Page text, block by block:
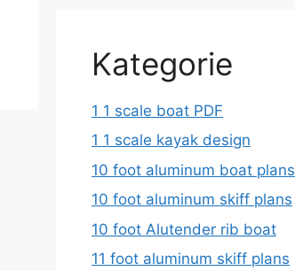
Kategorie
1 1 scale boat PDF
1 1 scale kayak design
10 foot aluminum boat plans
10 foot aluminum skiff plans
10 foot Alutender rib boat
11 foot aluminum skiff plans